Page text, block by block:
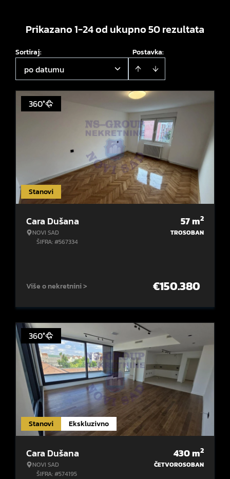
Prikazano 1-24 od ukupno 50 rezultata
Postavka:
Sortiraj:
po datumu
Stanovi
360°
Cara Dušana
NOVI SAD
ŠIFRA: #567334
57m2
TROSOBAN
Više o nekretnini > €150.380
Stanovi Ekskluzivno
360°
Cara Dušana
NOVI SAD
ŠIFRA: #574195
430m2
ČETVOROSOBAN